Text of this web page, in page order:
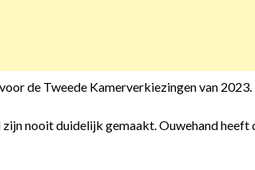
de Tweede Kamerverkiezingen van 2023.
nooit duidelijk gemaakt. Ouwehand heeft